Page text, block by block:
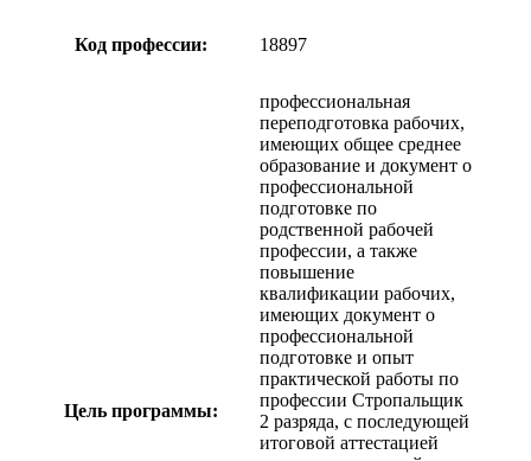
Код профессии: 18897
Цель программы:
профессиональная
переподготовка рабочих,
имеющих общее среднее
образование и документ о
профессиональной
подготовке по
родственной рабочей
профессии, а также
повышение
квалификации рабочих,
имеющих документ о
профессиональной
подготовке и опыт
практической работы по
профессии Стропальщик
2 разряда, с последующей
итоговой аттестацией